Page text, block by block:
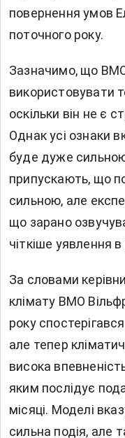
повернення умов
поточного року.
Зазначимо, що
використовувати
оскільки він не є
Однак усі ознаки
буде дуже
припускають, що
сильною, але
що зарано
чіткіше уявлення
За словами
клімату ВМО
року
але тепер
висока
яким послідує
місяці. Моделі
сильна подія, але